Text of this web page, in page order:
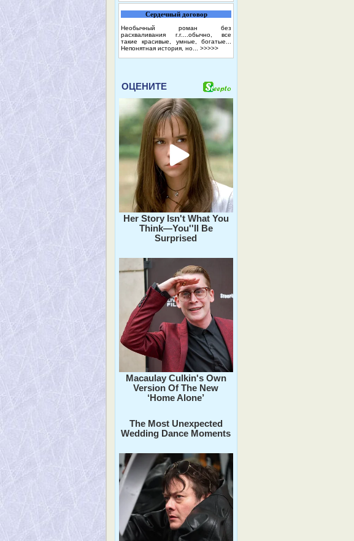
Сердечный договор
Необычный роман без
расхваливания г.г....обычно, все
такие красивые, умные, богатые...
Непонятная история, но... >>>>>
ОЦЕНИТЕ
Her Story Isn't What You
Think—You''ll Be
Surprised
Macaulay Culkin's Own
Version Of The New
‘Home Alone’
The Most Unexpected
Wedding Dance Moments